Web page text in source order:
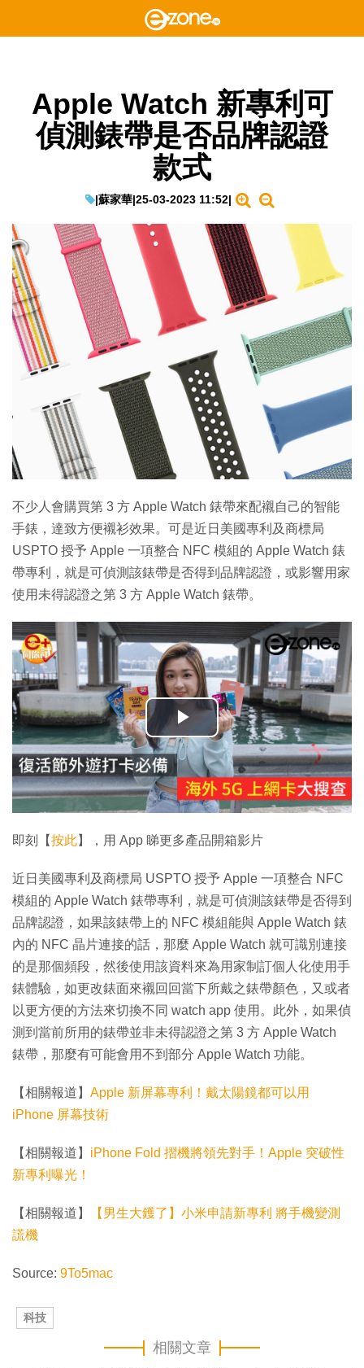
Apple Watch 新專利可
偵測錶帶是否品牌認證
款式
|蘇家華|25-03-2023 11:52|
不少人會購買第 3 方 Apple Watch 錶帶來配襯自己的智能
手錶，達致方便襯衫效果。可是近日美國專利及商標局
USPTO 授予 Apple 一項整合 NFC 模組的 Apple Watch 錶
帶專利，就是可偵測該錶帶是否得到品牌認證，或影響用家
使用未得認證之第 3 方 Apple Watch 錶帶。
播
放
影
片
即刻【按此】，用 App 睇更多產品開箱影片
近日美國專利及商標局 USPTO 授予 Apple 一項整合 NFC
模組的 Apple Watch 錶帶專利，就是可偵測該錶帶是否得到
品牌認證，如果該錶帶上的 NFC 模組能與 Apple Watch 錶
內的 NFC 晶片連接的話，那麼 Apple Watch 就可識別連接
的是那個頻段，然後使用該資料來為用家制訂個人化使用手
錶體驗，如更改錶面來襯回回當下所戴之錶帶顏色，又或者
以更方便的方法來切換不同 watch app 使用。此外，如果偵
測到當前所用的錶帶並非未得認證之第 3 方 Apple Watch
錶帶，那麼有可能會用不到部分 Apple Watch 功能。
【相關報道】 Apple 新屏幕專利！戴太陽鏡都可以用
iPhone 屏幕技術
【相關報道】 iPhone Fold 摺機將領先對手！Apple 突破性
新專利曝光！
【相關報道】
【男生大鑊了】小米申請新專利 將手機變測
謊機
Source: 9To5mac
科技
相關文章